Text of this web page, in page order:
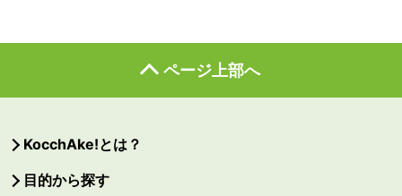
ページ上部へ
KocchAke!とは？
目的から探す